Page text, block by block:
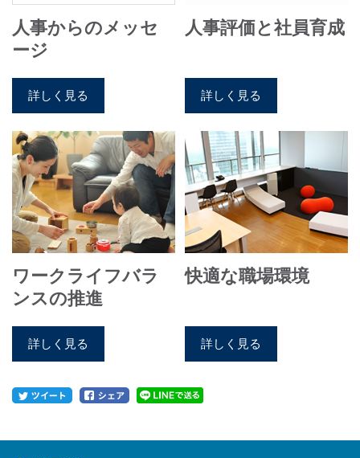
人事からのメッセ
ージ
詳しく見る
人事評価と社員育成
詳しく見る
ワークライフバラ
ンスの推進
詳しく見る
快適な職場環境
詳しく見る